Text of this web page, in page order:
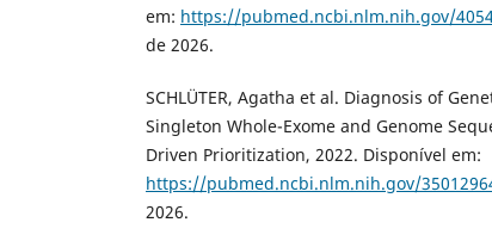
em: https://pubmed.ncbi.nlm.nih.gov/
de 2026.
SCHLÜTER, Agatha et al. Diagnosis of
Singleton Whole-Exome and Genome
Driven Prioritization, 2022. Disponível em:
https://pubmed.ncbi.nlm.nih.gov/
2026.